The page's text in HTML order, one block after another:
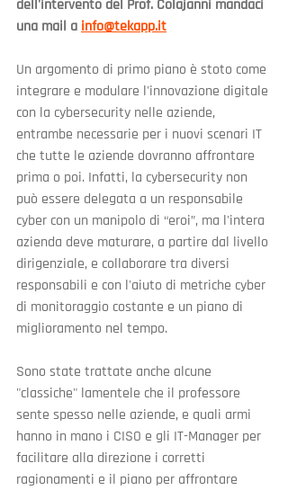
dell'intervento del Prof. Colajanni mandaci
una mail a info@tekapp.it
Un argomento di primo piano è stoto come
integrare e modulare l'innovazione digitale
con la cybersecurity nelle aziende,
entrambe necessarie per i nuovi scenari IT
che tutte le aziende dovranno affrontare
prima o poi. Infatti, la cybersecurity non
può essere delegata a un responsabile
cyber con un manipolo di “eroi”, ma l'intera
azienda deve maturare, a partire dal livello
dirigenziale, e collaborare tra diversi
responsabili e con l'aiuto di metriche cyber
di monitoraggio costante e un piano di
miglioramento nel tempo.
Sono state trattate anche alcune
"classiche" lamentele che il professore
sente spesso nelle aziende, e quali armi
hanno in mano i CISO e gli IT-Manager per
facilitare alla direzione i corretti
ragionamenti e il piano per affrontare